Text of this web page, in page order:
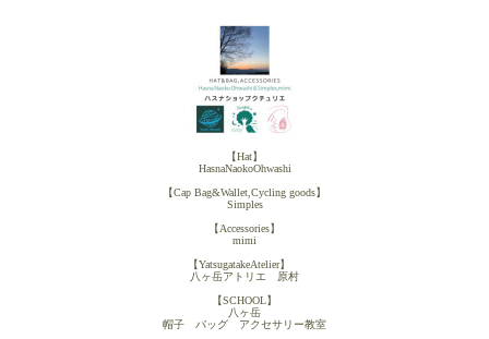
【Hat】
HasnaNaokoOhwashi
【Cap Bag&Wallet,Cycling goods】
Simples
【Accessories】
mimi
【YatsugatakeAtelier】
八ヶ岳アトリエ 原村
【SCHOOL】
八ヶ岳
帽子 バッグ アクセサリー教室